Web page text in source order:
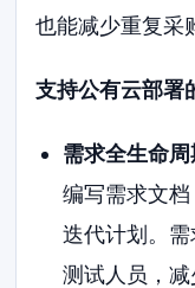
也能减少重复采
支持公有云部署
需求全生命周
编写需求文
迭代计划。
测试人员，减